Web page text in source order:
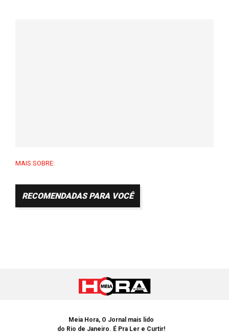
MAIS SOBRE:
RECOMENDADAS PARA VOCÊ
Meia Hora, O Jornal mais lido
do Rio de Janeiro. É Pra Ler e Curtir!